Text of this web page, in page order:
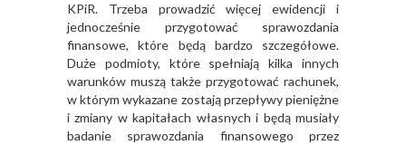
KPiR. Trzeba prowadzić więcej ewidencji i
jednocześnie przygotować sprawozdania
finansowe, które będą bardzo szczegółowe.
Duże podmioty, które spełniają kilka innych
warunków muszą także przygotować rachunek,
w którym wykazane zostają przepływy pieniężne
i zmiany w kapitałach własnych i będą musiały
badanie sprawozdania finansowego przez